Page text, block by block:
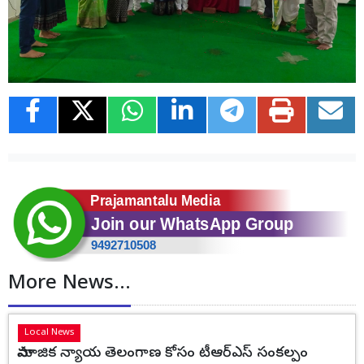
More News...
Local News
సామాజిక న్యాయ తెలంగాణ కోసం టీఆర్ఎస్ సంకల్పం